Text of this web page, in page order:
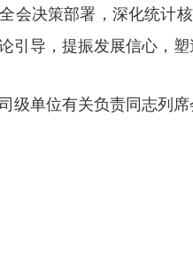
会决策部署，深化统计
引导，提振发展信心，塑
级单位有关负责同志列席